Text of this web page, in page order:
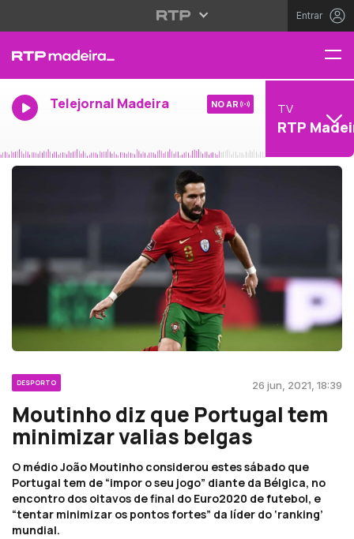
Entrar
Telejornal Madeira NO AR TV
RTP
DESPORTO 26 jun, 2021, 18:39
Moutinho diz que Portugal tem
minimizar valias belgas
O médio João Moutinho considerou estes sábado que
Portugal tem de “impor o seu jogo” diante da Bélgica, no
encontro dos oitavos de final do Euro2020 de futebol, e
“tentar minimizar os pontos fortes” da líder do ‘ranking’
mundial.